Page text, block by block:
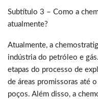
Subtítulo 3 – Como a
atualmente?
Atualmente, a
indústria do petróleo e
etapas do processo de
de áreas promissoras até
poços. Além disso, a